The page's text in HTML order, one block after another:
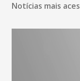
Notícias mais